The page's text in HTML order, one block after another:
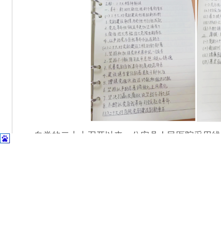
自党的二十大召开以来，公安县人民医院采用